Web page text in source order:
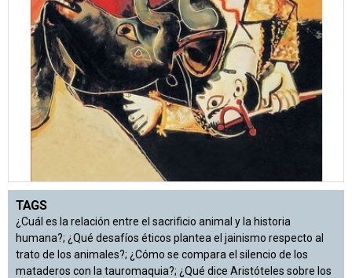
TAGS
¿Cuál es la relación entre el sacrificio animal y la historia
humana?; ¿Qué desafíos éticos plantea el jainismo respecto al
trato de los animales?; ¿Cómo se compara el silencio de los
mataderos con la tauromaquia?; ¿Qué dice Aristóteles sobre los